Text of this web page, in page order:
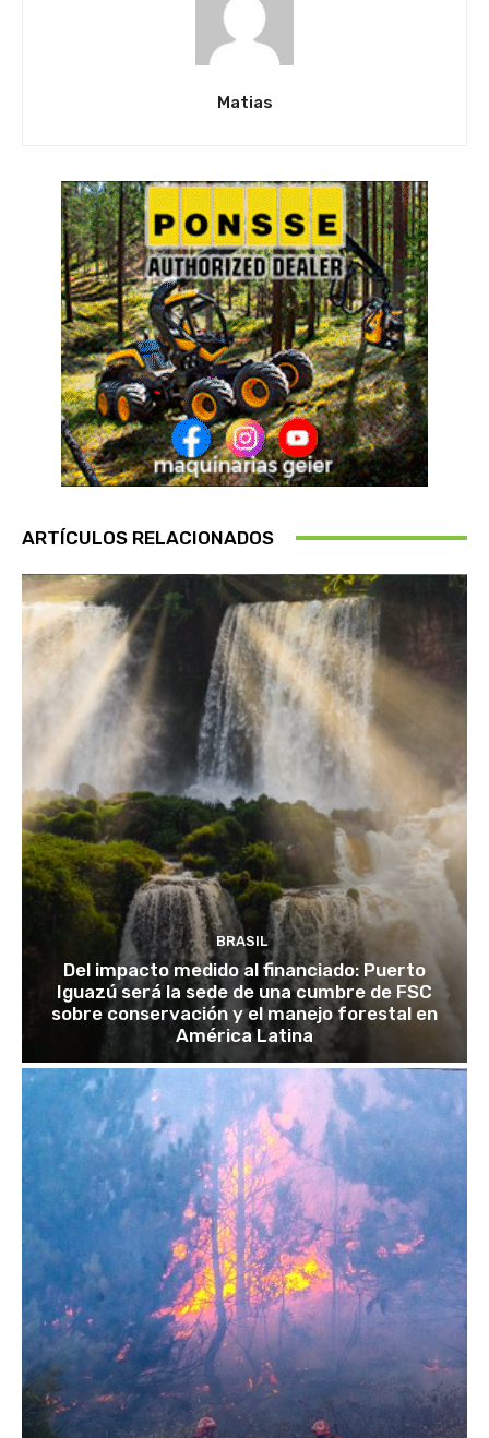
Matias
ARTÍCULOS RELACIONADOS
BRASIL
Del impacto medido al financiado: Puerto
Iguazú será la sede de una cumbre de FSC
sobre conservación y el manejo forestal en
América Latina